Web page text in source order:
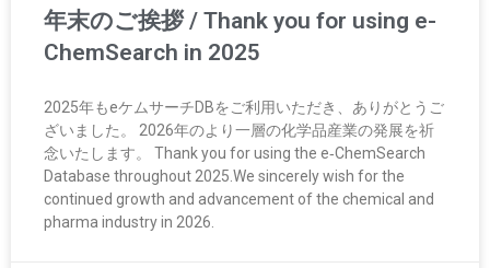
年末のご挨拶 / Thank you for using e-
ChemSearch in 2025
2025年もeケムサーチDBをご利用いただき、ありがとうご
ざいました。 2026年のより一層の化学品産業の発展を祈
念いたします。 Thank you for using the e‑ChemSearch
Database throughout 2025.We sincerely wish for the
continued growth and advancement of the chemical and
pharma industry in 2026.